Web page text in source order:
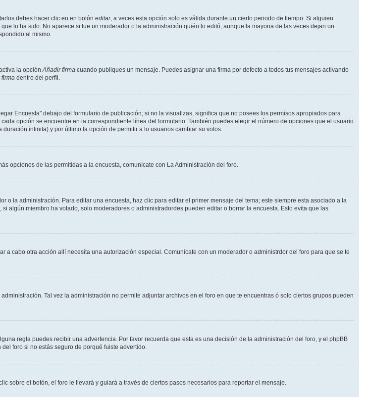
debes hacer clic en en botón editar, a veces esta opción solo es válida durante un cierto periodo de tiempo. Si alguien
lo ha sido. No aparece si fue un moderador o la administración quién lo editó, aunque la mayoria de las veces dejan un
al mismo.
la opciónAñadir firma cuando publiques un mensaje. Puedes asignar una firma por defecto a todos tus mensajes activando
firma dentro del perfil.
Encuesta" debajo del formulario de publicación; si no la visualizas, significa que no posees los permisos apropiados para
opción se encuentre en la correspondiente línea del formulario. También puedes elegir el número de opciones que el usuario
infinita) y por último la opción de permitir a lo usuarios cambiar su votos.
opciones de las permitidas a la encuesta, comunícate con La Administración del foro.
la administración. Para editar una encuesta, haz clic para editar el primer mensaje del tema; este siempre esta asociado a la
algún miembro ha votado, solo moderadores o administradordes pueden editar o borrar la encuesta. Esto evita que las
cabo otra acción allí necesita una autorización especial. Comunícate con un moderador o administrdor del foro para que se te
Tal vez la administración no permite adjuntar archivos en el foro en que te encuentras ó solo ciertos grupos pueden
regla puedes recibir una advertencia. Por favor recuerda que esta es una decisión de la administración del foro, y el phpBB
foro si no estás seguro de porqué fuiste advertido.
sobre el botón, el foro le llevará y guiará a través de ciertos pasos necesarios para reportar el mensaje.